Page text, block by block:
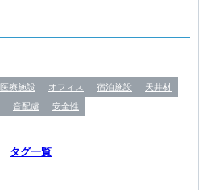
医療施設 オフィス 宿泊施設
天井材
音配慮 安全性
タグ一覧